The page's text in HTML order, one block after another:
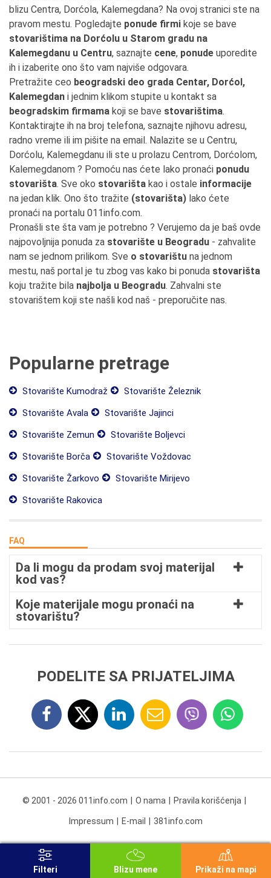
blizu Centra, Dorćola, Kalemegdana? Na ovoj stranici ste na
pravom mestu. Pogledajte ponude firmi koje se bave
stovarištima na Dorćolu u Starom gradu na
Kalemegdanu u Centru, saznajte cene, ponude uporedite
ih i izaberite ono što vam najviše odgovara.
Pretražite ceo beogradski deo grada Centar, Dorćol,
Kalemegdan i jednim klikom stupite u kontakt sa
beogradskim firmama koji se bave stovarištima.
Kontaktirajte ih na broj telefona, saznajte njihovu adresu,
radno vreme ili im pišite na email. Nalazite se u Centru,
Dorćolu, Kalemegdanu ili ste u prolazu Centrom, Dorćolom,
Kalemegdanom ? Pomoću nas ćete lako pronaći ponudu
stovarišta. Sve oko stovarišta kao i ostale informacije
na jedan klik. Ono što tražite (stovarišta) lako ćete
pronaći na portalu 011info.com.
Pronašli ste šta vam je potrebno ? Verujemo da je baš ovde
najpovoljnija ponuda za stovarište u Beogradu - zahvalite
nam se jednom prilikom. Sve o stovarištu na jednom
mestu, naš portal je tu zbog vas kako bi ponuda stovarišta
koju tražite bila najbolja u Beogradu. Zahvalni ste
stovarištem koji ste našli kod naš - preporučite nas.
Popularne pretrage
Stovarište Kumodraž
Stovarište Železnik
Stovarište Avala
Stovarište Jajinci
Stovarište Zemun
Stovarište Boljevci
Stovarište Borča
Stovarište Voždovac
Stovarište Žarkovo
Stovarište Mirijevo
Stovarište Rakovica
FAQ
Da li mogu da prodam svoj materijal
kod vas?
Koje materijale mogu pronaći na
stovarištu?
PODELITE SA PRIJATELJIMA
© 2001 - 2026 011info.com O nama Pravila korišćenja
Impressum E-mail 381info.com
Filteri Blizu mene Prikaži na mapi